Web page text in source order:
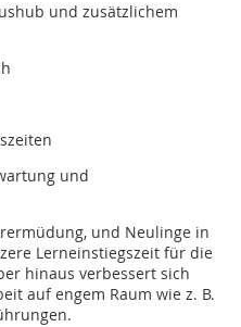
und zusätzlichem
und
und Neulinge in
Lerneinstiegszeit für die
hinaus verbessert sich
auf engem Raum wie z. B.